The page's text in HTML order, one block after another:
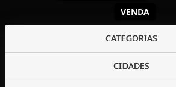
VENDA
CATEGORIAS
CIDADES